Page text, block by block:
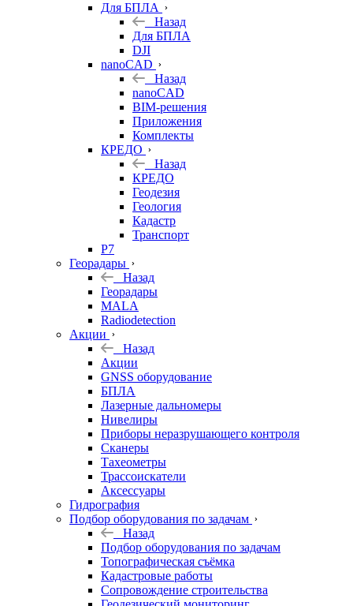
Для БПЛА
Назад
Для БПЛА
DJI
nanoCAD
Назад
nanoCAD
BIM-решения
Приложения
Комплекты
КРЕДО
Назад
КРЕДО
Геодезия
Геология
Кадастр
Транспорт
Р7
Георадары
Назад
Георадары
MALA
Radiodetection
Акции
Назад
Акции
GNSS оборудование
БПЛА
Лазерные дальномеры
Нивелиры
Приборы неразрушающего контроля
Сканеры
Тахеометры
Трассоискатели
Аксессуары
Гидрография
Подбор оборудования по задачам
Назад
Подбор оборудования по задачам
Топографическая съёмка
Кадастровые работы
Сопровождение строительства